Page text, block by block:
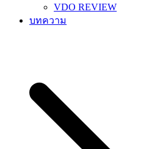
VDO REVIEW
บทความ